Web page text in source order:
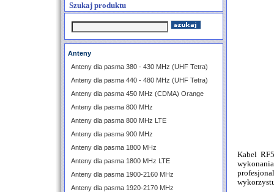
Szukaj produktu
Anteny
Anteny dla pasma 380 - 430 MHz (UHF Tetra)
Anteny dla pasma 440 - 480 MHz (UHF Tetra)
Anteny dla pasma 450 MHz (CDMA) Orange
Anteny dla pasma 800 MHz
Anteny dla pasma 800 MHz LTE
Anteny dla pasma 900 MHz
Anteny dla pasma 1800 MHz
Anteny dla pasma 1800 MHz LTE
Anteny dla pasma 1900-2160 MHz
Anteny dla pasma 1920-2170 MHz
Kabel